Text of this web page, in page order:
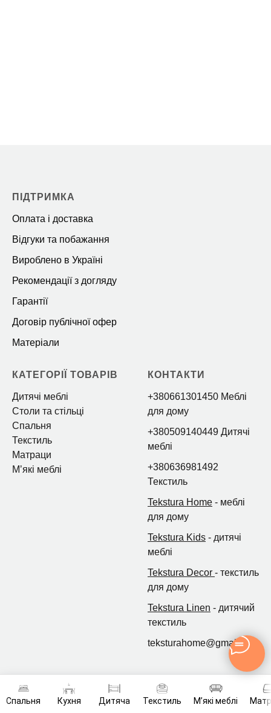
Спальня Кухня Дитяча Текстиль Мʼякі меблі
ПІДТРИМКА
Оплата і доставка
Відгуки та побажання
Вироблено в Україні
Рекомендації з догляду
Гарантії
Договір публічної офер
Матеріали
КАТЕГОРІЇ ТОВАРІВ
Дитячі меблі
Столи та стільці
Спальня
Текстиль
Матраци
Мʼякі меблі
КОНТАКТИ
+380661301450 Меблі
для дому
+380509140449 Дитячі
меблі
+380636981492
Текстиль
Tekstura Home - меблі
для дому
Tekstura Kids - дитячі
меблі
Tekstura Decor - текстиль
для дому
Tekstura Linen - дитячий
текстиль
teksturahome@gmail.com